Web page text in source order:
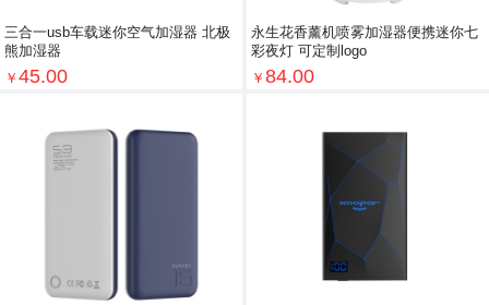
三合一usb车载迷你空气加湿器 北极
熊加湿器
￥ 45.00
永生花香薰机喷雾加湿器便携迷你七
彩夜灯 可定制logo
￥ 84.00